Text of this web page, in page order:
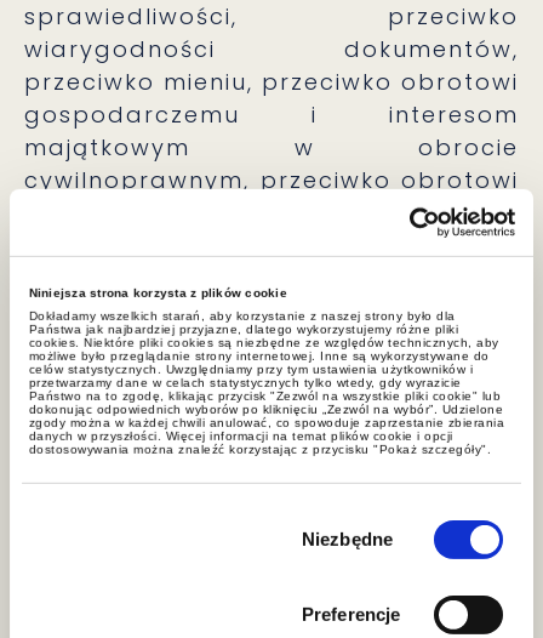
Niniejsza strona korzysta z plików cookie
Dokładamy wszelkich starań, aby korzystanie z naszej strony było dla
Państwa jak najbardziej przyjazne, dlatego wykorzystujemy różne pliki
cookies. Niektóre pliki cookies są niezbędne ze względów technicznych, aby
możliwe było przeglądanie strony internetowej. Inne są wykorzystywane do
celów statystycznych. Uwzględniamy przy tym ustawienia użytkowników i
przetwarzamy dane w celach statystycznych tylko wtedy, gdy wyrazicie
Państwo na to zgodę, klikając przycisk "Zezwól na wszystkie pliki cookie" lub
dokonując odpowiednich wyborów po kliknięciu „Zezwól na wybór”. Udzielone
zgody można w każdej chwili anulować, co spowoduje zaprzestanie zbierania
danych w przyszłości. Więcej informacji na temat plików cookie i opcji
dostosowywania można znaleźć korzystając z przycisku "Pokaż szczegóły".
zgody
Niezbędne
Preferencje
sprawiedliwości, przeciwko
wiarygodności dokumentów,
przeciwko mieniu, przeciwko obrotowi
gospodarczemu i interesom
majątkowym w obrocie
cywilnoprawnym, przeciwko obrotowi
pieniędzmi i papierami
wartościowymi, przestępstwo
finansowania przestępstwa o
charakterze terrorystycznym,
przestępstwo popełnione w celu
osiągnięcia korzyści majątkowej lub
osobistej lub umyślne przestępstwo
skarbowe.
wiedzę lub doświadczenie związane z
trustów, co uznaje się za spełnione w